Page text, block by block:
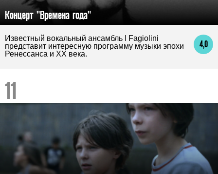
Концерт "Времена года"
4,0
Известный вокальный ансамбль I Fagiolini
представит интересную программу музыки эпохи
Ренессанса и XX века.